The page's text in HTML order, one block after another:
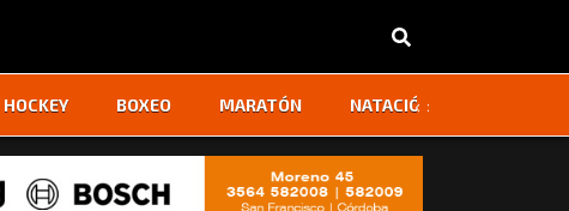
HOCKEY BOXEO MARATÓN NATACIÓN
‹ ›